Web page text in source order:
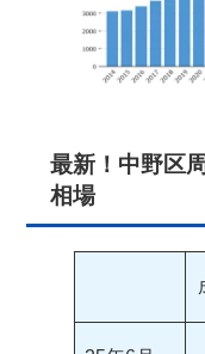
最新！中野区
相場